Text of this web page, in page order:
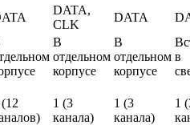
DATA,
CLK
DATA
В
отдельном
корпусе
В
отдельном
корпусе
в
1 (3
канала)
1 (3
канала)
1